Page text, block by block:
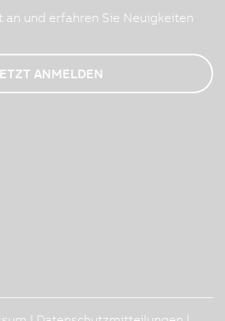
an und erfahren Sie Neuigkeiten
ANMELDEN